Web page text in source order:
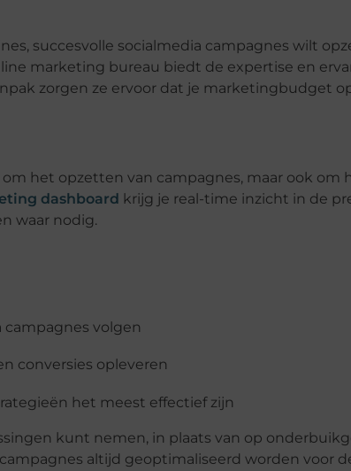
succesvolle socialmedia campagnes wilt
marketing bureau biedt de expertise en
zorgen ze ervoor dat je marketingbudget
het opzetten van campagnes, maar ook om
dashboard krijg je real-time inzicht in de
waar nodig.
campagnes volgen
conversies opleveren
het meest effectief zijn
kunt nemen, in plaats van op
altijd geoptimaliseerd worden voor